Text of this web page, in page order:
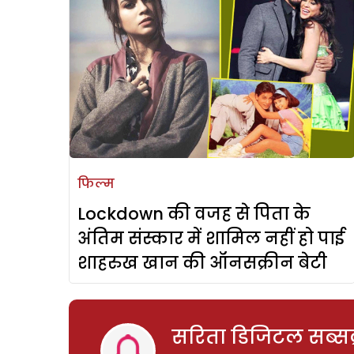
फिल्म
Lockdown की वजह से पिता के
अंतिम संस्कार में शामिल नहीं हो पाई
शाहरुख खान की ऑनसक्रीन बेटी
सरिता डिजिटल